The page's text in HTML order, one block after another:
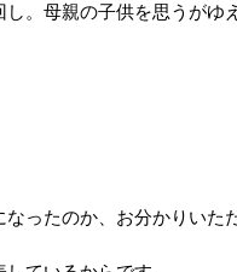
。母親の子供を思うがゆ
ったのか、お分かりいた